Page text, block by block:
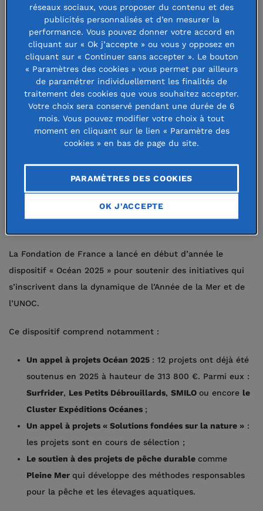
ans pour accompagner une transition
écologique juste et solidaire, renforce
son engagement, en particulier dans
les territoires de métropole et
d’outre-mer.
Télécharger le communiqué de presse
L’engagement de la fondation de
france prend une nouvelle
dimension avec Océan 2025
La Fondation de France a lancé en début d’année le
dispositif « Océan 2025 » pour soutenir des initiatives qui
s’inscrivent dans la dynamique de l’Année de la Mer et de
l’UNOC.
Ce dispositif comprend notamment :
Un appel à projets Océan 2025 : 12 projets ont déjà été
soutenus en 2025 à hauteur de 313 800 €. Parmi eux :
Surfrider, Les Petits Débrouillards, SMILO ou encore le
Cluster Expéditions Océanes ;
Un appel à projets « Solutions fondées sur la nature » :
les projets sont en cours de sélection ;
Le soutien à des projets de pêche durable comme
Pleine Mer qui développe des méthodes responsables
pour la pêche et les élevages aquatiques.
réseaux sociaux, vous proposer du contenu et des
publicités personnalisés et d’en mesurer la
performance. Vous pouvez donner votre accord en
cliquant sur « Ok j’accepte » ou vous y opposez en
cliquant sur « Continuer sans accepter ». Le bouton
« Paramètres des cookies » vous permet par ailleurs
de paramétrer individuellement les finalités de
traitement des cookies que vous souhaitez accepter.
Votre choix sera conservé pendant une durée de 6
mois. Vous pouvez modifier votre choix à tout
moment en cliquant sur le lien « Paramètre des
cookies » en bas de page du site.
PARAMÈTRES DES COOKIES
OK J'ACCEPTE